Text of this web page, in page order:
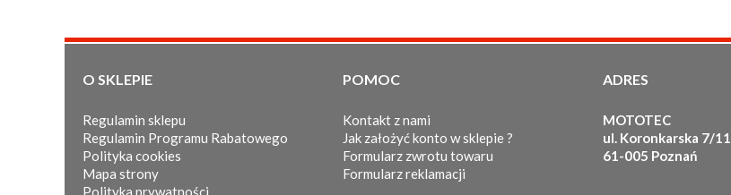
O SKLEPIE
Regulamin sklepu
Regulamin Programu Rabatowego
Polityka cookies
Mapa strony
Polityka prywatności
POMOC
Kontakt z nami
Jak założyć konto w sklepie ?
Formularz zwrotu towaru
Formularz reklamacji
ADRES
MOTOTEC
ul. Koronkarska 7/11
61-005 Poznań